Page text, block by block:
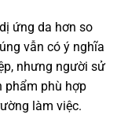
ứng da hơn so
vẫn có ý nghĩa
nhưng người sử
phẩm phù hợp
làm việc.